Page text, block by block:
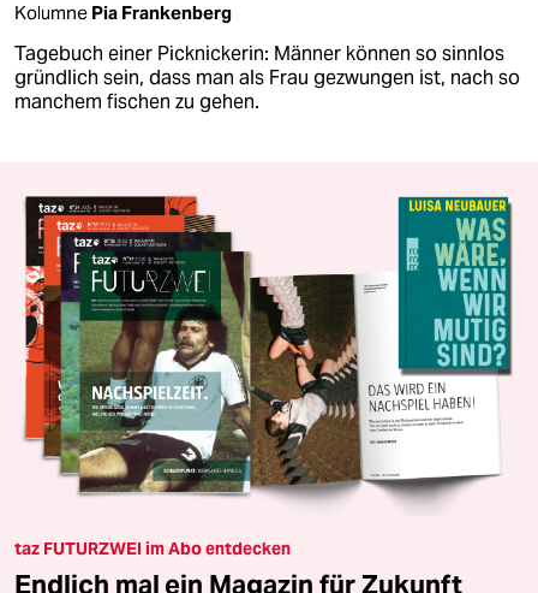
Kolumne Pia Frankenberg
Tagebuch einer Picknickerin: Männer können so sinnlos
gründlich sein, dass man als Frau gezwungen ist, nach so
manchem fischen zu gehen.
taz FUTURZWEI im Abo entdecken
Endlich mal ein Magazin für Zukunft